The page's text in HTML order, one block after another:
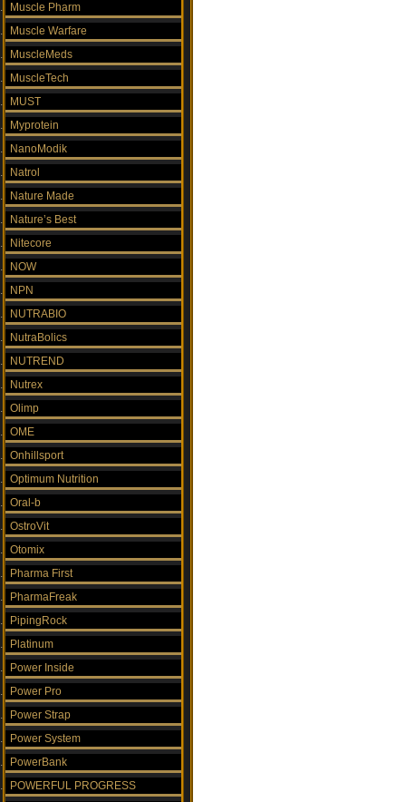
Muscle Pharm
Muscle Warfare
MuscleMeds
MuscleTech
MUST
Myprotein
NanoModik
Natrol
Nature Made
Nature’s Best
Nitecore
NOW
NPN
NUTRABIO
NutraBolics
NUTREND
Nutrex
Olimp
OME
Onhillsport
Optimum Nutrition
Oral-b
OstroVit
Otomix
Pharma First
PharmaFreak
PipingRock
Platinum
Power Inside
Power Pro
Power Strap
Power System
PowerBank
POWERFUL PROGRESS